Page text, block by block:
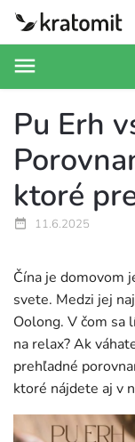
Pu Erh
ktoré
11.6.2025
Čína je domovom
svete. Medzi jej
Oolong. V čom sa
na relax? Ak
prehľadné
ktoré nájdete aj v